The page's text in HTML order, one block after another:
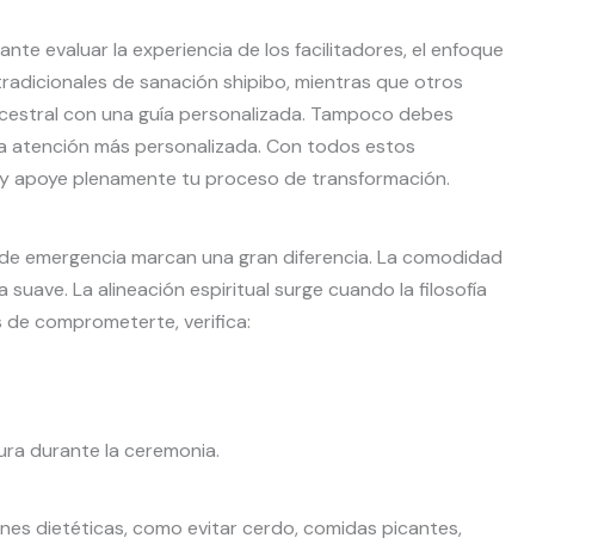
evaluar la experiencia de los facilitadores, el enfoque
de sanación shipibo, mientras que otros
con una guía personalizada. Tampoco debes
atención más personalizada. Con todos estos
apoye plenamente tu proceso de transformación.
emergencia marcan una gran diferencia. La comodidad
La alineación espiritual surge cuando la filosofía
comprometerte, verifica:
durante la ceremonia.
dietéticas, como evitar cerdo, comidas picantes,